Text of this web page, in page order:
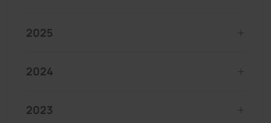
2025
2024
2023